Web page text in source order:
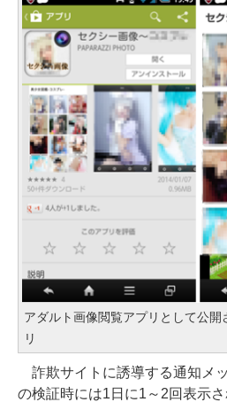
アダルト画像閲覧アプリとして公
リ
詐欺サイトに誘導する通知メ
の検証時には1日に1～2回表示